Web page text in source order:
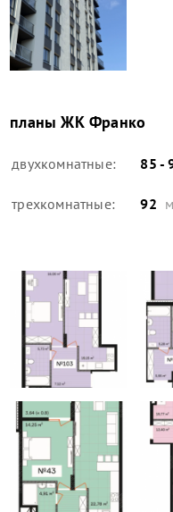
планыЖК Франко
двухкомнатные: 85 -
трехкомнатные: 92